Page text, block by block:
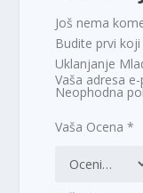
Još nema
Budite prvi
Uklanjanje
Vaša adresa
Neophodna
Vaša Ocena*